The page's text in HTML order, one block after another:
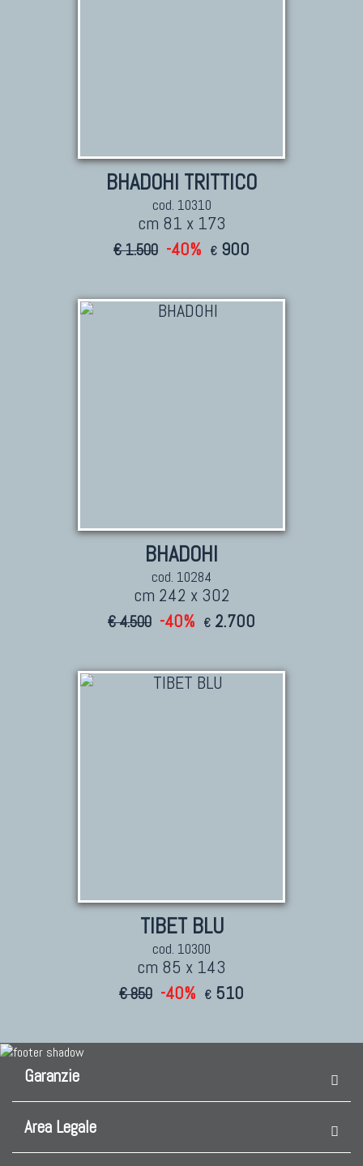
BHADOHI TRITTICO
cod. 10310
cm 81 x 173
€ 1.500 -40% € 900
BHADOHI
cod. 10284
cm 242 x 302
€ 4.500 -40% € 2.700
TIBET BLU
cod. 10300
cm 85 x 143
€ 850 -40% € 510
Garanzie
Area Legale